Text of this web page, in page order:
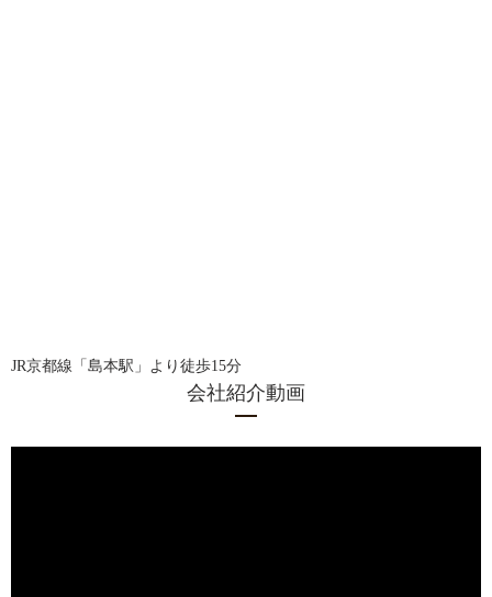
JR京都線「島本駅」より徒歩15分
会社紹介動画